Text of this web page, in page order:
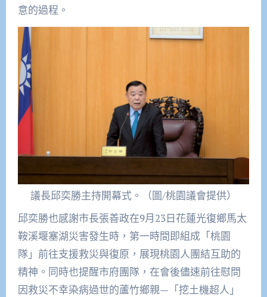
意的過程。
議長邱奕勝主持開幕式。（圖/桃園議會提供）
邱奕勝也感謝市長張善政在9月23日花蓮光復鄉馬太
鞍溪堰塞湖災害發生時，第一時間即組成「桃園
隊」前往支援救災與復原，展現桃園人團結互助的
精神。同時也提醒市府團隊，在會後儘速前往慰問
因救災不幸染病過世的蘆竹鄉親—「挖土機超人」